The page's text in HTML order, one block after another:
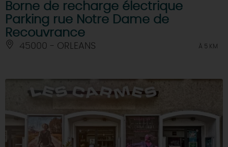
Borne de recharge électrique
Parking rue Notre Dame de
Recouvrance
45000 - ORLEANS À 5 KM